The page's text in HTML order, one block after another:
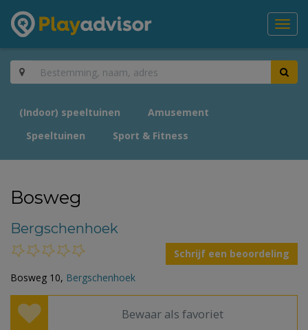
(Indoor) speeltuinen
Amusement
Speeltuinen
Sport & Fitness
Bosweg
Bergschenhoek
Schrijf een beoordeling
Bosweg 10, Bergschenhoek
Bewaar als favoriet